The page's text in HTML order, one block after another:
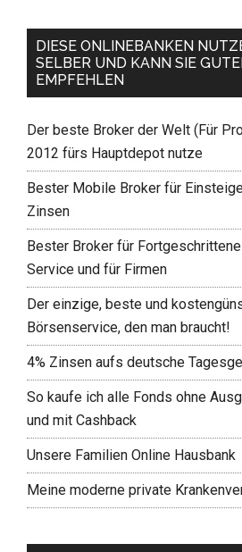
DIESE ONLINEBANKEN
SELBER UND KANN SIE
EMPFEHLEN
Der beste Broker der Welt (Für
2012 fürs Hauptdepot nutze
Bester Mobile Broker für
Zinsen
Bester Broker für
Service und für Firmen
Der einzige, beste und
Börsenservice, den man braucht!
4% Zinsen aufs deutsche
So kaufe ich alle Fonds ohne
und mit Cashback
Unsere Familien Online Hausbank
Meine moderne private